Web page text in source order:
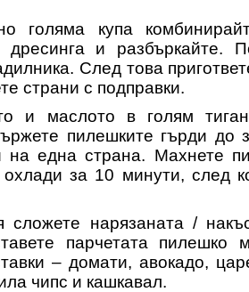
голяма купа
дресинга и разбъркайте.
След това
страни с подправки.
и маслото в голям
пилешките гърди до
на една страна. Махнете
за 10 минути, след
сложете нарязаната /
парчетата пилешко
– домати, авокадо,
чипс и кашкавал.